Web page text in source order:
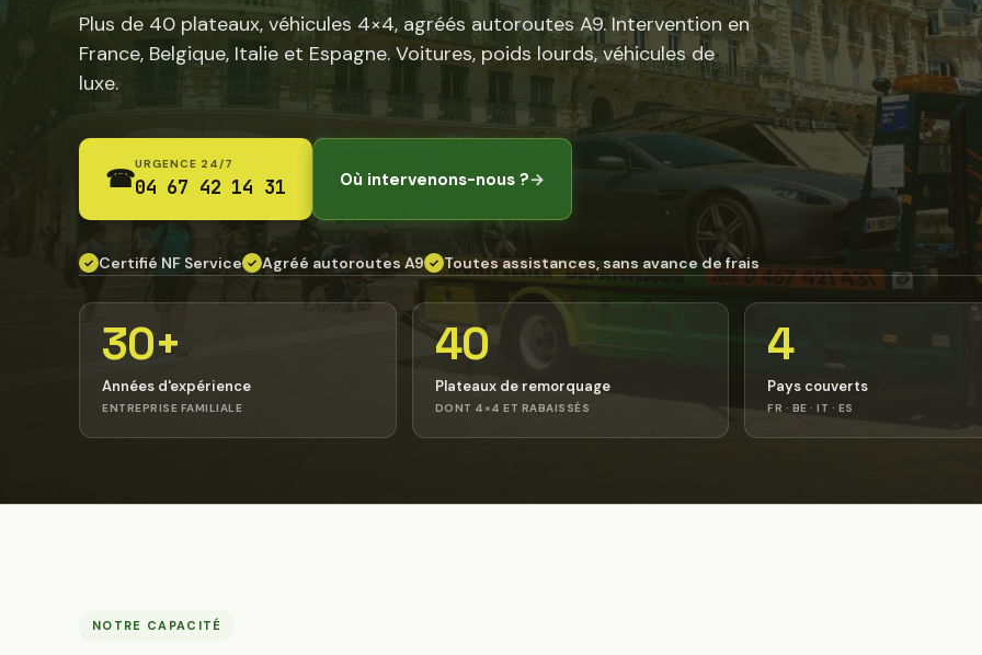
Plus de 40 plateaux, véhicules 4×4, agréés autoroutes A9. Intervention en
France, Belgique, Italie et Espagne. Voitures, poids lourds, véhicules de
luxe.
☎URGENCE 24/7
04 67 42 14 31 Où intervenons-nous ?→
✓ Certifié NF Service ✓ Agréé autoroutes A9 ✓ Toutes assistances, sans avance de frais
30+
Années d'expérience
ENTREPRISE FAMILIALE
40
Plateaux de remorquage
DONT 4×4 ET RABAISSÉS
4
Pays couverts
FR · BE · IT · ES
NOTRE CAPACITÉ